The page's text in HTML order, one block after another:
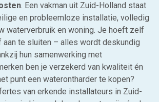
. Een vakman uit Zuid-Holland staat
en probleemloze installatie, volledig
waterverbruik en woning. Je hoeft zelf
te sluiten – alles wordt deskundig
hun samenwerking met
ben je verzekerd van kwaliteit én
punt een waterontharder te kopen?
van erkende installateurs in Zuid-